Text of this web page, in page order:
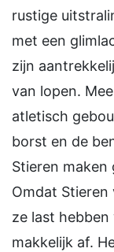
rustige
met een
zijn
van lopen.
atletisch
borst en de
Stieren maken
Omdat Stieren
ze last
makkelijk af.